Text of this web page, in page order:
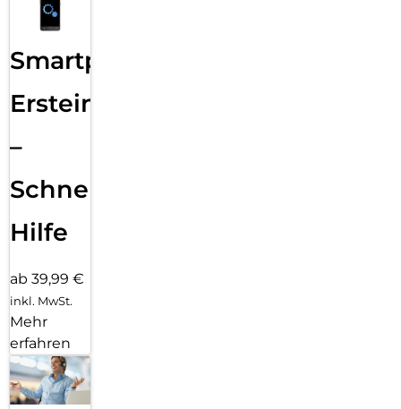
Smartphone
Ersteinrichtung
–
Schnelle
Hilfe
ab 39,99 €
inkl. MwSt.
Mehr
erfahren